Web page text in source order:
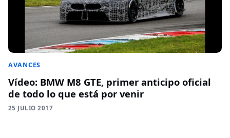
AVANCES
Vídeo: BMW M8 GTE, primer anticipo oficial
de todo lo que está por venir
25 JULIO 2017